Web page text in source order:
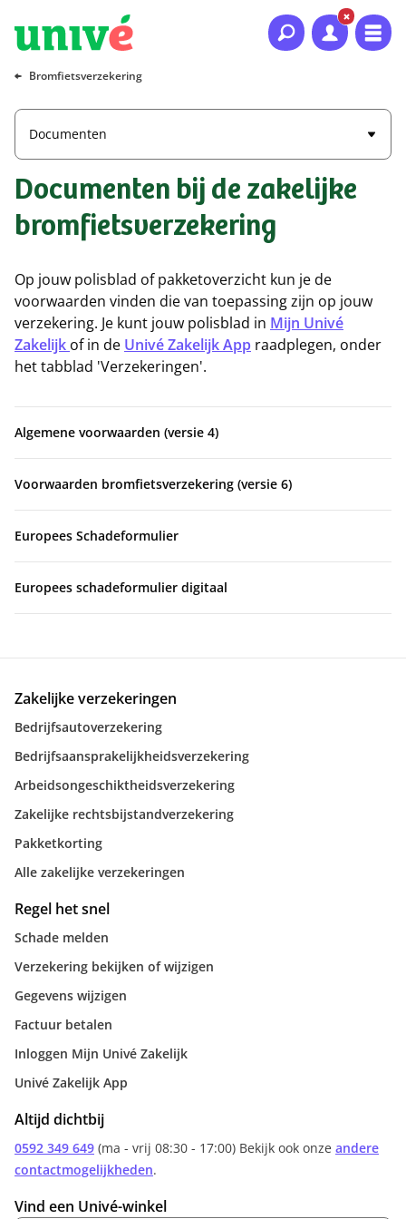
Naar hoofdinhoud
Naar hoofdnavigatie
Naar footer
Bromfietsverzekering
Documenten
Documenten bij de zakelijke
bromfietsverzekering
Op jouw polisblad of pakketoverzicht kun je de
voorwaarden vinden die van toepassing zijn op jouw
verzekering. Je kunt jouw polisblad in Mijn Univé
Zakelijk of in de Univé Zakelijk App raadplegen, onder
het tabblad 'Verzekeringen'.
Algemene voorwaarden (versie 4)
Voorwaarden bromfietsverzekering (versie 6)
Europees Schadeformulier
Europees schadeformulier digitaal
Zakelijke verzekeringen
Bedrijfsautoverzekering
Bedrijfsaansprakelijkheidsverzekering
Arbeidsongeschiktheidsverzekering
Zakelijke rechtsbijstandverzekering
Pakketkorting
Alle zakelijke verzekeringen
Regel het snel
Schade melden
Verzekering bekijken of wijzigen
Gegevens wijzigen
Factuur betalen
Inloggen Mijn Univé Zakelijk
Univé Zakelijk App
Altijd dichtbij
0592 349 649 (ma - vrij 08:30 - 17:00) Bekijk ook onze andere
contactmogelijkheden.
Vind een Univé-winkel